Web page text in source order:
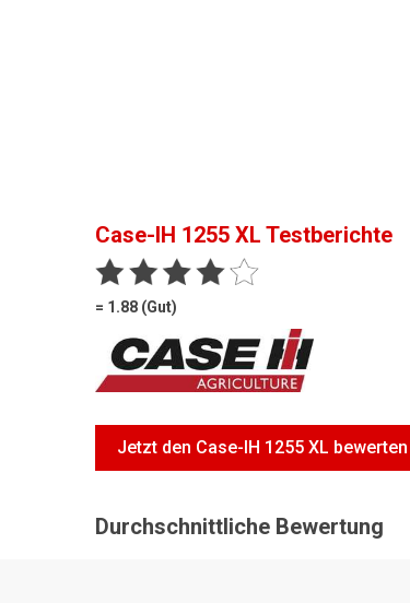
Case-IH 1255 XL Testberichte
= 1.88 (Gut)
Jetzt den Case-IH 1255 XL bewerten
Durchschnittliche Bewertung